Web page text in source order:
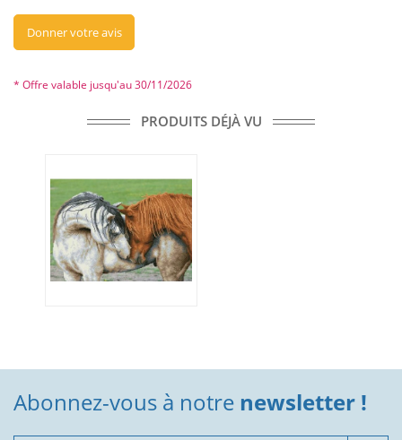
Donner votre avis
* Offre valable jusqu'au 30/11/2026
PRODUITS DÉJÀ VU
Abonnez-vous à notre newsletter !